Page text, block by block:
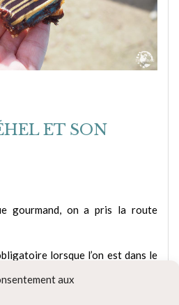
aux
ET SON
gourmand, on a pris la route
lorsque l’on est dans le